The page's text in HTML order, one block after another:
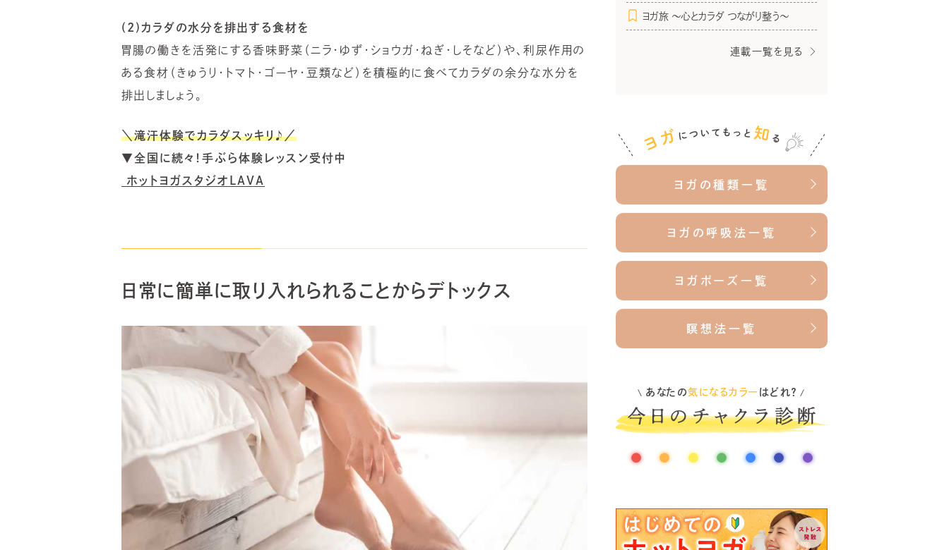
(2)カラダの水分を排出する食材を
胃腸の働きを活発にする香味野菜（ニラ・ゆず・ショウガ・ねぎ・しそなど）や、利尿作用の
ある食材（きゅうり・トマト・ゴーヤ・豆類など）を積極的に食べてカラダの余分な水分を
排出しましょう。
＼滝汗体験でカラダスッキリ♪／
▼全国に続々！手ぶら体験レッスン受付中
ホットヨガスタジオLAVA
日常に簡単に取り入れられることからデトックス
ヨガ旅 〜心とカラダ つながり整う〜
連載一覧を見る
ヨガの種類一覧
ヨガの呼吸法一覧
ヨガポーズ一覧
瞑想法一覧
\あなたの気になるカラー はどれ？ /
● ● ● ● ● ● ●